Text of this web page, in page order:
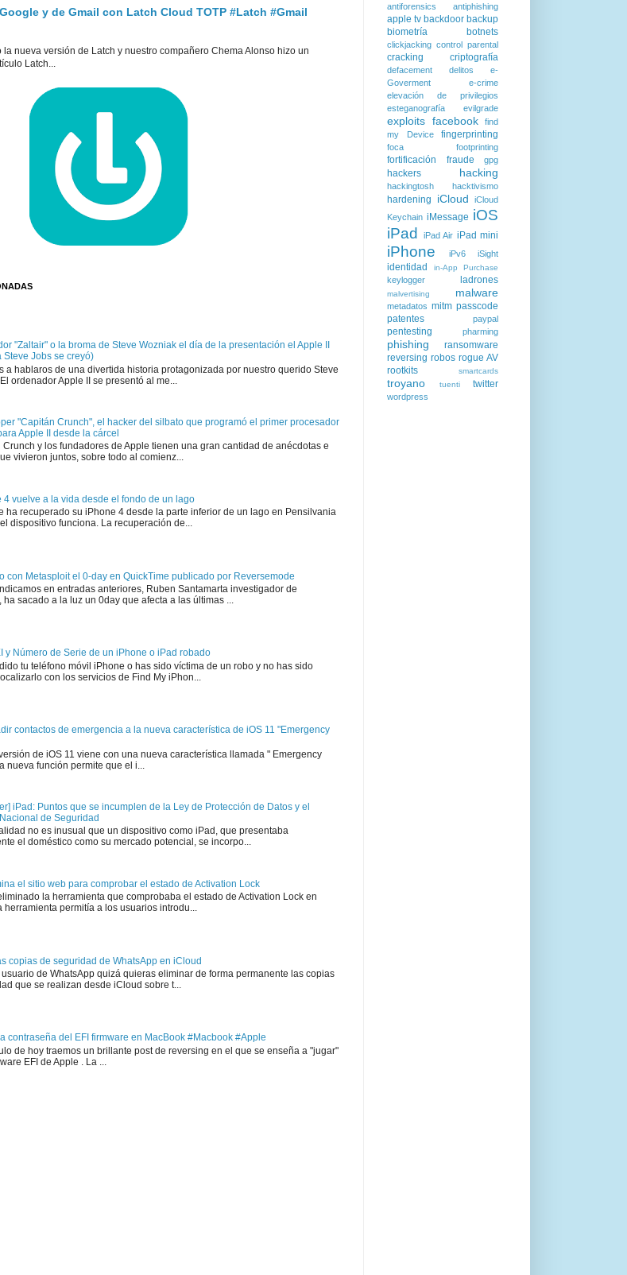
y de Gmail con Latch Cloud TOTP #Latch #Gmail
nueva versión de Latch y nuestro compañero Chema Alonso hizo un
Latch...
"Zaltair" o la broma de Steve Wozniak el día de la presentación el Apple II
Steve Jobs se creyó)
a hablaros de una divertida historia protagonizada por nuestro querido Steve
ordenador Apple II se presentó al me...
"Capitán Crunch", el hacker del silbato que programó el primer procesador
Apple II desde la cárcel
Crunch y los fundadores de Apple tienen una gran cantidad de anécdotas e
vivieron juntos, sobre todo al comienz...
4 vuelve a la vida desde el fondo de un lago
ha recuperado su iPhone 4 desde la parte inferior de un lago en Pensilvania
dispositivo funciona. La recuperación de...
con Metasploit el 0-day en QuickTime publicado por Reversemode
en entradas anteriores, Ruben Santamarta investigador de
ha sacado a la luz un 0day que afecta a las últimas ...
y Número de Serie de un iPhone o iPad robado
tu teléfono móvil iPhone o has sido víctima de un robo y no has sido
con los servicios de Find My iPhon...
contactos de emergencia a la nueva característica de iOS 11 "Emergency
de iOS 11 viene con una nueva característica llamada " Emergency
nueva función permite que el i...
iPad: Puntos que se incumplen de la Ley de Protección de Datos y el
de Seguridad
no es inusual que un dispositivo como iPad, que presentaba
el doméstico como su mercado potencial, se incorpo...
el sitio web para comprobar el estado de Activation Lock
la herramienta que comprobaba el estado de Activation Lock en
herramienta permitía a los usuarios introdu...
copias de seguridad de WhatsApp en iCloud
de WhatsApp quizá quieras eliminar de forma permanente las copias
que se realizan desde iCloud sobre t...
contraseña del EFI firmware en MacBook #Macbook #Apple
de hoy traemos un brillante post de reversing en el que se enseña a "jugar"
EFI de Apple . La ...
antiforensics antiphishing
apple tv backdoor backup
biometría
botnets
clickjacking control parental
cracking criptografía
defacement delitos
e-
Goverment
e-crime
elevación de privilegios
esteganografía
evilgrade
exploits facebook
find
my Device
fingerprinting
foca footprinting
fortificación fraude gpg
hackers hacking
hackingtosh hacktivismo
hardening iCloud
iCloud
Keychain iMessage iOS
iPad
iPad Air iPad mini
iPhone iPv6 iSight
identidad in-App Purchase
keylogger ladrones
malvertising malware
metadatos mitm passcode
patentes
paypal
pentesting pharming
phishing
ransomware
reversing robos rogue AV
rootkits
smartcards
troyano tuenti twitter
wordpress